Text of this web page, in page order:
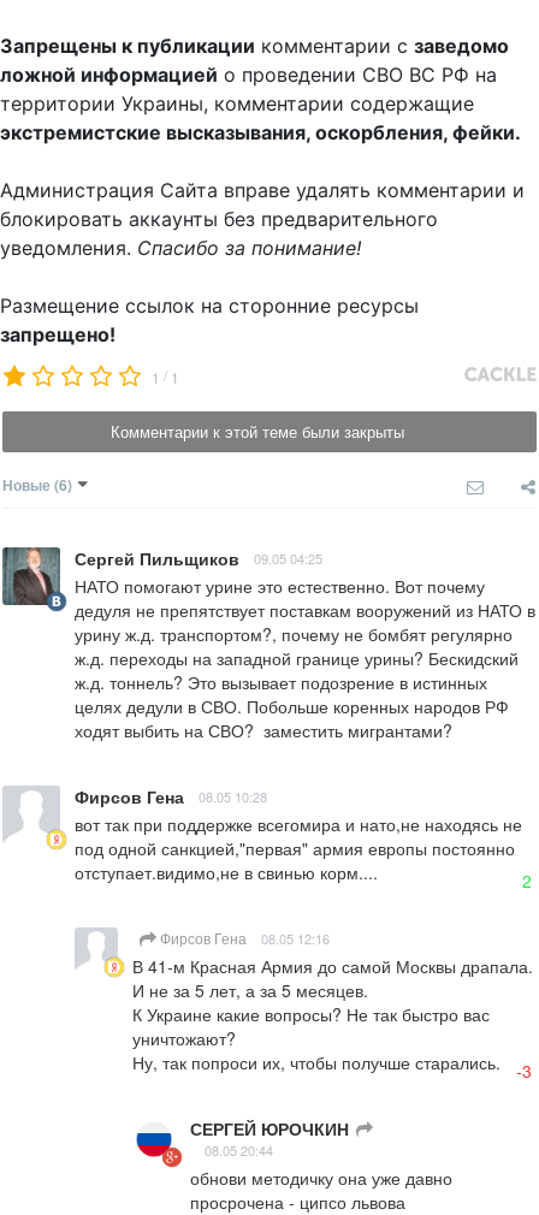
Запрещены к публикации комментарии с заведомо
ложной информацией о проведении СВО ВС РФ на
территории Украины, комментарии содержащие
экстремистские высказывания, оскорбления, фейки.
Администрация Сайта вправе удалять комментарии и
блокировать аккаунты без предварительного
уведомления. Спасибо за понимание!
Размещение ссылок на сторонние ресурсы
запрещено!
1 / 1
Комментарии к этой теме были закрыты
Новые (6)
Сергей Пильщиков 09.05 04:25
НАТО помогают урине это естественно. Вот почему
дедуля не препятствует поставкам вооружений из НАТО в
урину ж.д. транспортом?, почему не бомбят регулярно
ж.д. переходы на западной границе урины? Бескидский
ж.д. тоннель? Это вызывает подозрение в истинных
целях дедули в СВО. Побольше коренных народов РФ
ходят выбить на СВО?  заместить мигрантами?
Фирсов Гена 08.05 10:28
вот так при поддержке всегомира и нато,не находясь не
под одной санкцией,"первая" армия европы постоянно
отступает.видимо,не в свинью корм....
2
Фирсов Гена 08.05 12:16
В 41-м Красная Армия до самой Москвы драпала.
И не за 5 лет, а за 5 месяцев.
К Украине какие вопросы? Не так быстро вас
уничтожают?
Ну, так попроси их, чтобы получше старались.
-3
СЕРГЕЙ ЮРОЧКИН
08.05 20:44
обнови методичку она уже давно
просрочена - ципсо львова